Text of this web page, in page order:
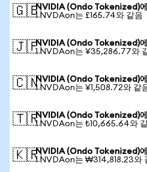
🇬🇧NVIDIA (Ondo Tokenized)
1 NVDAon는 £165.74와 같음
🇯🇵NVIDIA (Ondo Tokenized)
1 NVDAon는 ¥35,286.77와
🇨🇳NVIDIA (Ondo Tokenized)
1 NVDAon는 ¥1,508.72와 같
🇹🇷NVIDIA (Ondo Tokenized)
1 NVDAon는 ₺10,665.64와
🇰🇷NVIDIA (Ondo Tokenized)
1 NVDAon는 ₩314,818.23와